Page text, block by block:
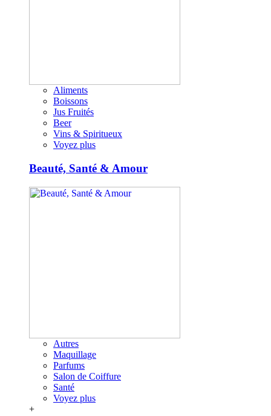
Aliments
Boissons
Jus Fruités
Beer
Vins & Spiritueux
Voyez plus
Beauté, Santé & Amour
Autres
Maquillage
Parfums
Salon de Coiffure
Santé
Voyez plus
+